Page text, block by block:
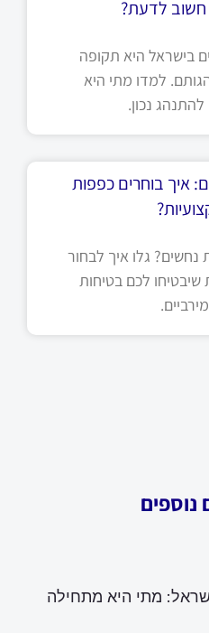
לדעת?
בישראל היא תקופה
למדו מתי היא
נכון.
איך בוחרים כפפות
גלו איך לבחור
שיבטיחו לכם בטיחות
נוספים
מתי היא מתחילה